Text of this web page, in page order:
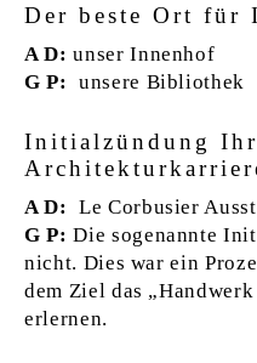
Der beste Ort für
A D: unser Innenhof
G P: unsere Bibliothek
Initialzündung
A D: Le Corbusier
G P:Die sogenannte
nicht. Dies war ein
dem Ziel das
erlernen.